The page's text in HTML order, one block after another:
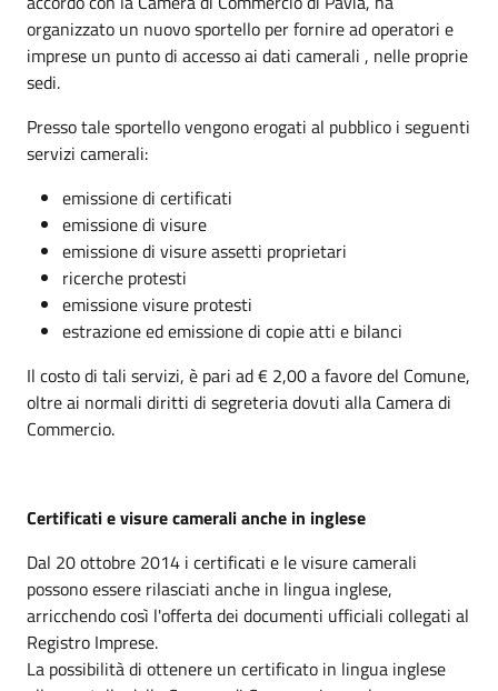
organizzato un nuovo sportello per fornire ad operatori e
imprese un punto di accesso ai dati camerali , nelle proprie
sedi.
Presso tale sportello vengono erogati al pubblico i seguenti
servizi camerali:
emissione di certificati
emissione di visure
emissione di visure assetti proprietari
ricerche protesti
emissione visure protesti
estrazione ed emissione di copie atti e bilanci
Il costo di tali servizi, è pari ad € 2,00 a favore del Comune,
oltre ai normali diritti di segreteria dovuti alla Camera di
Commercio.
Certificati e visure camerali anche in inglese
Dal 20 ottobre 2014 i certificati e le visure camerali
possono essere rilasciati anche in lingua inglese,
arricchendo così l'offerta dei documenti ufficiali collegati al
Registro Imprese.
La possibilità di ottenere un certificato in lingua inglese